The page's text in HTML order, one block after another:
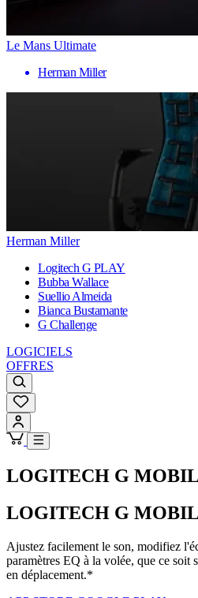
Le Mans Ultimate
Herman Miller
Herman Miller
Logitech G PLAY
Bubba Wallace
Suellio Almeida
Bianca Bustamante
G Challenge
LOGICIELS
OFFRES
LOGITECH G
LOGITECH G
Ajustez facilement le son, modifiez
paramètres EQ à la volée, que ce soit
en déplacement.*